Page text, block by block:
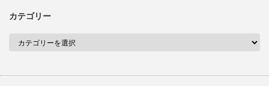
カテゴリー